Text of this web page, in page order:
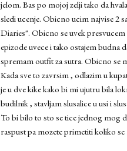
jelom. Bas po mojoj zelji tako da
sledi ucenje. Obicno ucim najvise 2
Diaries". Obicno se uvek
epizode uvece i tako ostajem budna
spremam outfit za sutra. Obicno se
Kada sve to zavrsim , odlazim u
je u dve kike kako bi mi ujutru bila
budilnik , stavljam slusalice u usi i
To bi bilo to sto se tice jednog mog
raspust pa mozete primetiti koliko se